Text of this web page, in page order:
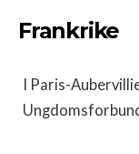
Frankrike
I Paris-